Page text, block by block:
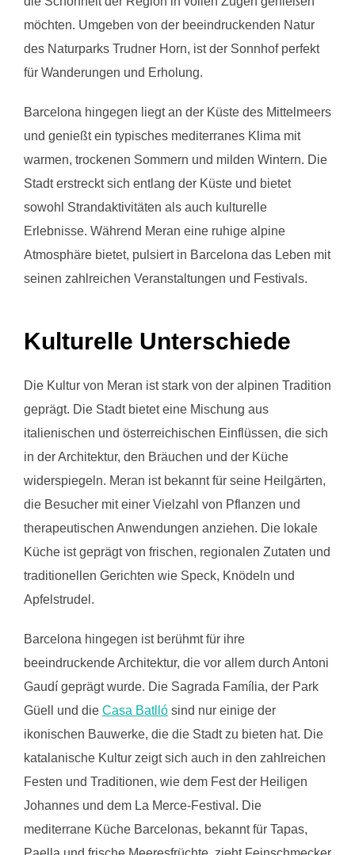
möchten. Umgeben von der beeindruckenden Natur
des Naturparks Trudner Horn, ist der Sonnhof perfekt
für Wanderungen und Erholung.
Barcelona hingegen liegt an der Küste des Mittelmeers
und genießt ein typisches mediterranes Klima mit
warmen, trockenen Sommern und milden Wintern. Die
Stadt erstreckt sich entlang der Küste und bietet
sowohl Strandaktivitäten als auch kulturelle
Erlebnisse. Während Meran eine ruhige alpine
Atmosphäre bietet, pulsiert in Barcelona das Leben mit
seinen zahlreichen Veranstaltungen und Festivals.
Kulturelle Unterschiede
Die Kultur von Meran ist stark von der alpinen Tradition
geprägt. Die Stadt bietet eine Mischung aus
italienischen und österreichischen Einflüssen, die sich
in der Architektur, den Bräuchen und der Küche
widerspiegeln. Meran ist bekannt für seine Heilgärten,
die Besucher mit einer Vielzahl von Pflanzen und
therapeutischen Anwendungen anziehen. Die lokale
Küche ist geprägt von frischen, regionalen Zutaten und
traditionellen Gerichten wie Speck, Knödeln und
Apfelstrudel.
Barcelona hingegen ist berühmt für ihre
beeindruckende Architektur, die vor allem durch Antoni
Gaudí geprägt wurde. Die Sagrada Família, der Park
Güell und die Casa Batlló sind nur einige der
ikonischen Bauwerke, die die Stadt zu bieten hat. Die
katalanische Kultur zeigt sich auch in den zahlreichen
Festen und Traditionen, wie dem Fest der Heiligen
Johannes und dem La Merce-Festival. Die
mediterrane Küche Barcelonas, bekannt für Tapas,